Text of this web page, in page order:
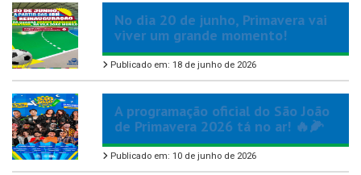
No dia 20 de junho, Primavera vai
viver um grande momento!
Publicado em: 18 de junho de 2026
A programação oficial do São João
de Primavera 2026 tá no ar! 🔥🌽
Publicado em: 10 de junho de 2026